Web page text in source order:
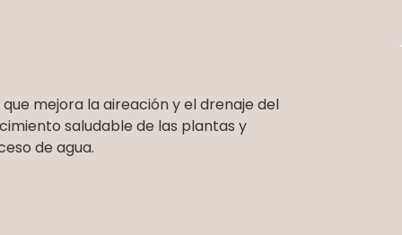
mejora la aireación y el drenaje del
saludable de las plantas y
de agua.